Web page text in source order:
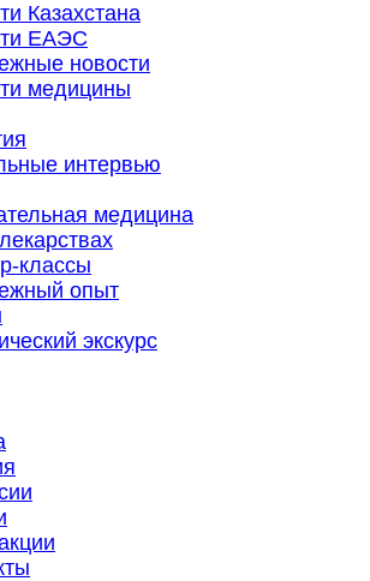
Казахстана
ЕАЭС
новости
медицины
интервью
медицина
классы
опыт
экскурс